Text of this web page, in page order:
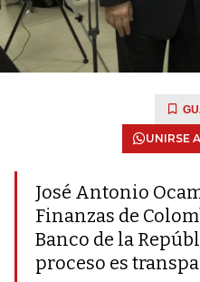
UNIRSE
José Antonio
Finanzas de
Banco de la
proceso es